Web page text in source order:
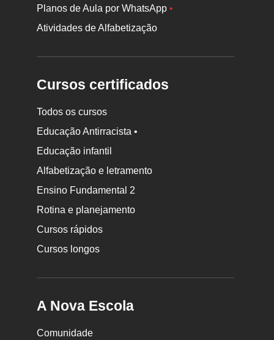
Planos de Aula por WhatsApp•
Atividades de Alfabetização
Cursos certificados
Todos os cursos
Educação Antirracista •
Educação infantil
Alfabetização e letramento
Ensino Fundamental 2
Rotina e planejamento
Cursos rápidos
Cursos longos
A Nova Escola
Comunidade